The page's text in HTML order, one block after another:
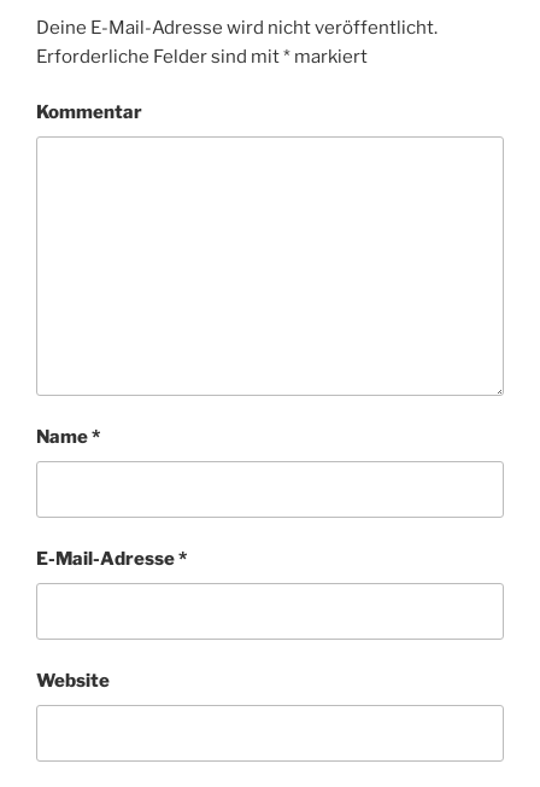
Deine E-Mail-Adresse wird nicht veröffentlicht.
Erforderliche Felder sind mit* markiert
Kommentar
Name*
E-Mail-Adresse*
Website